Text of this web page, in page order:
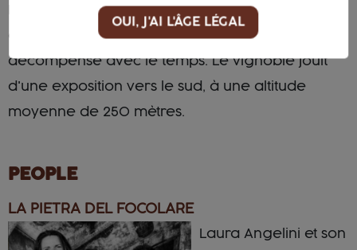
Le sol y est meuble et principalement composé
de schiste et de marne rouge qui s'est
décompensé avec le temps. Le vignoble jouit
d'une exposition vers le sud, à une altitude
moyenne de 250 mètres.
PEOPLE
LA PIETRA DEL FOCOLARE
Laura Angelini et son
OUI, J'AI L'ÂGE LÉGAL